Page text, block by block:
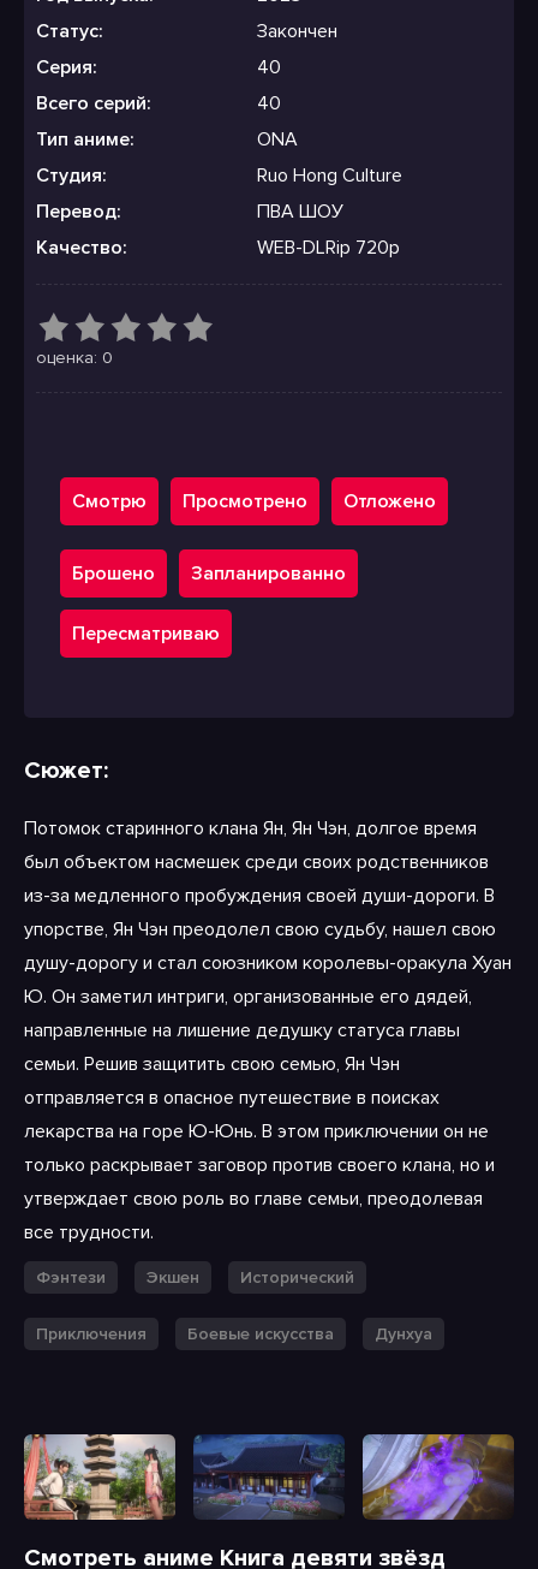
Статус:
Закончен
Серия:
40
Всего серий:
40
Тип аниме:
ONA
Студия:
Ruo Hong Culture
Перевод:
ПВА ШОУ
Качество:
WEB-DLRip 720p
оценка: 0
Смотрю Просмотрено Отложено
Брошено Запланированно
Пересматриваю
Сюжет:
Потомок старинного клана Ян, Ян Чэн, долгое время
был объектом насмешек среди своих родственников
из-за медленного пробуждения своей души-дороги. В
упорстве, Ян Чэн преодолел свою судьбу, нашел свою
душу-дорогу и стал союзником королевы-оракула Хуан
Ю. Он заметил интриги, организованные его дядей,
направленные на лишение дедушку статуса главы
семьи. Решив защитить свою семью, Ян Чэн
отправляется в опасное путешествие в поисках
лекарства на горе Ю-Юнь. В этом приключении он не
только раскрывает заговор против своего клана, но и
утверждает свою роль во главе семьи, преодолевая
все трудности.
Фэнтези Экшен Исторический
Приключения Боевые искусства Дунхуа
Смотреть аниме Книга девяти звёзд